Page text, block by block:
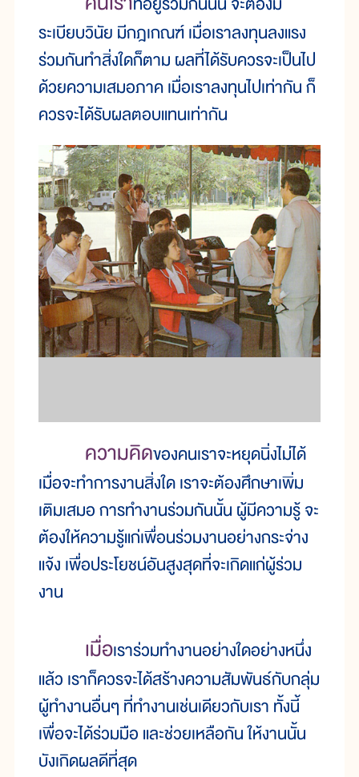
ระเบียบวินัย มีกฎเกณฑ์ เมื่อเราลงทุนลงแรง
ร่วมกันทำสิ่งใดก็ตาม ผลที่ได้รับควรจะเป็นไป
ด้วยความเสมอภาค เมื่อเราลงทุนไปเท่ากัน ก็
ควรจะได้รับผลตอบแทนเท่ากัน
ความคิดของคนเราจะหยุดนิ่งไม่ได้
เมื่อจะทำการงานสิ่งใด เราจะต้องศึกษาเพิ่ม
เติมเสมอ การทำงานร่วมกันนั้น ผู้มีความรู้ จะ
ต้องให้ความรู้แก่เพื่อนร่วมงานอย่างกระจ่าง
แจ้ง เพื่อประโยชน์อันสูงสุดที่จะเกิดแก่ผู้ร่วม
งาน
เมื่อเราร่วมทำงานอย่างใดอย่างหนึ่ง
แล้ว เราก็ควรจะได้สร้างความสัมพันธ์กับกลุ่ม
ผู้ทำงานอื่นๆ ที่ทำงานเช่นเดียวกับเรา ทั้งนี้
เพื่อจะได้ร่วมมือ และช่วยเหลือกัน ให้งานนั้น
บังเกิดผลดีที่สุด